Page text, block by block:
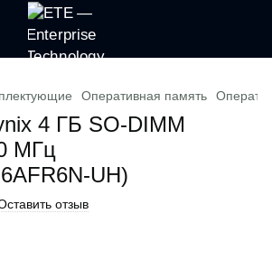
Оперативная память
4 ГБ SO-DIMM
МГц
UH)
отзыв